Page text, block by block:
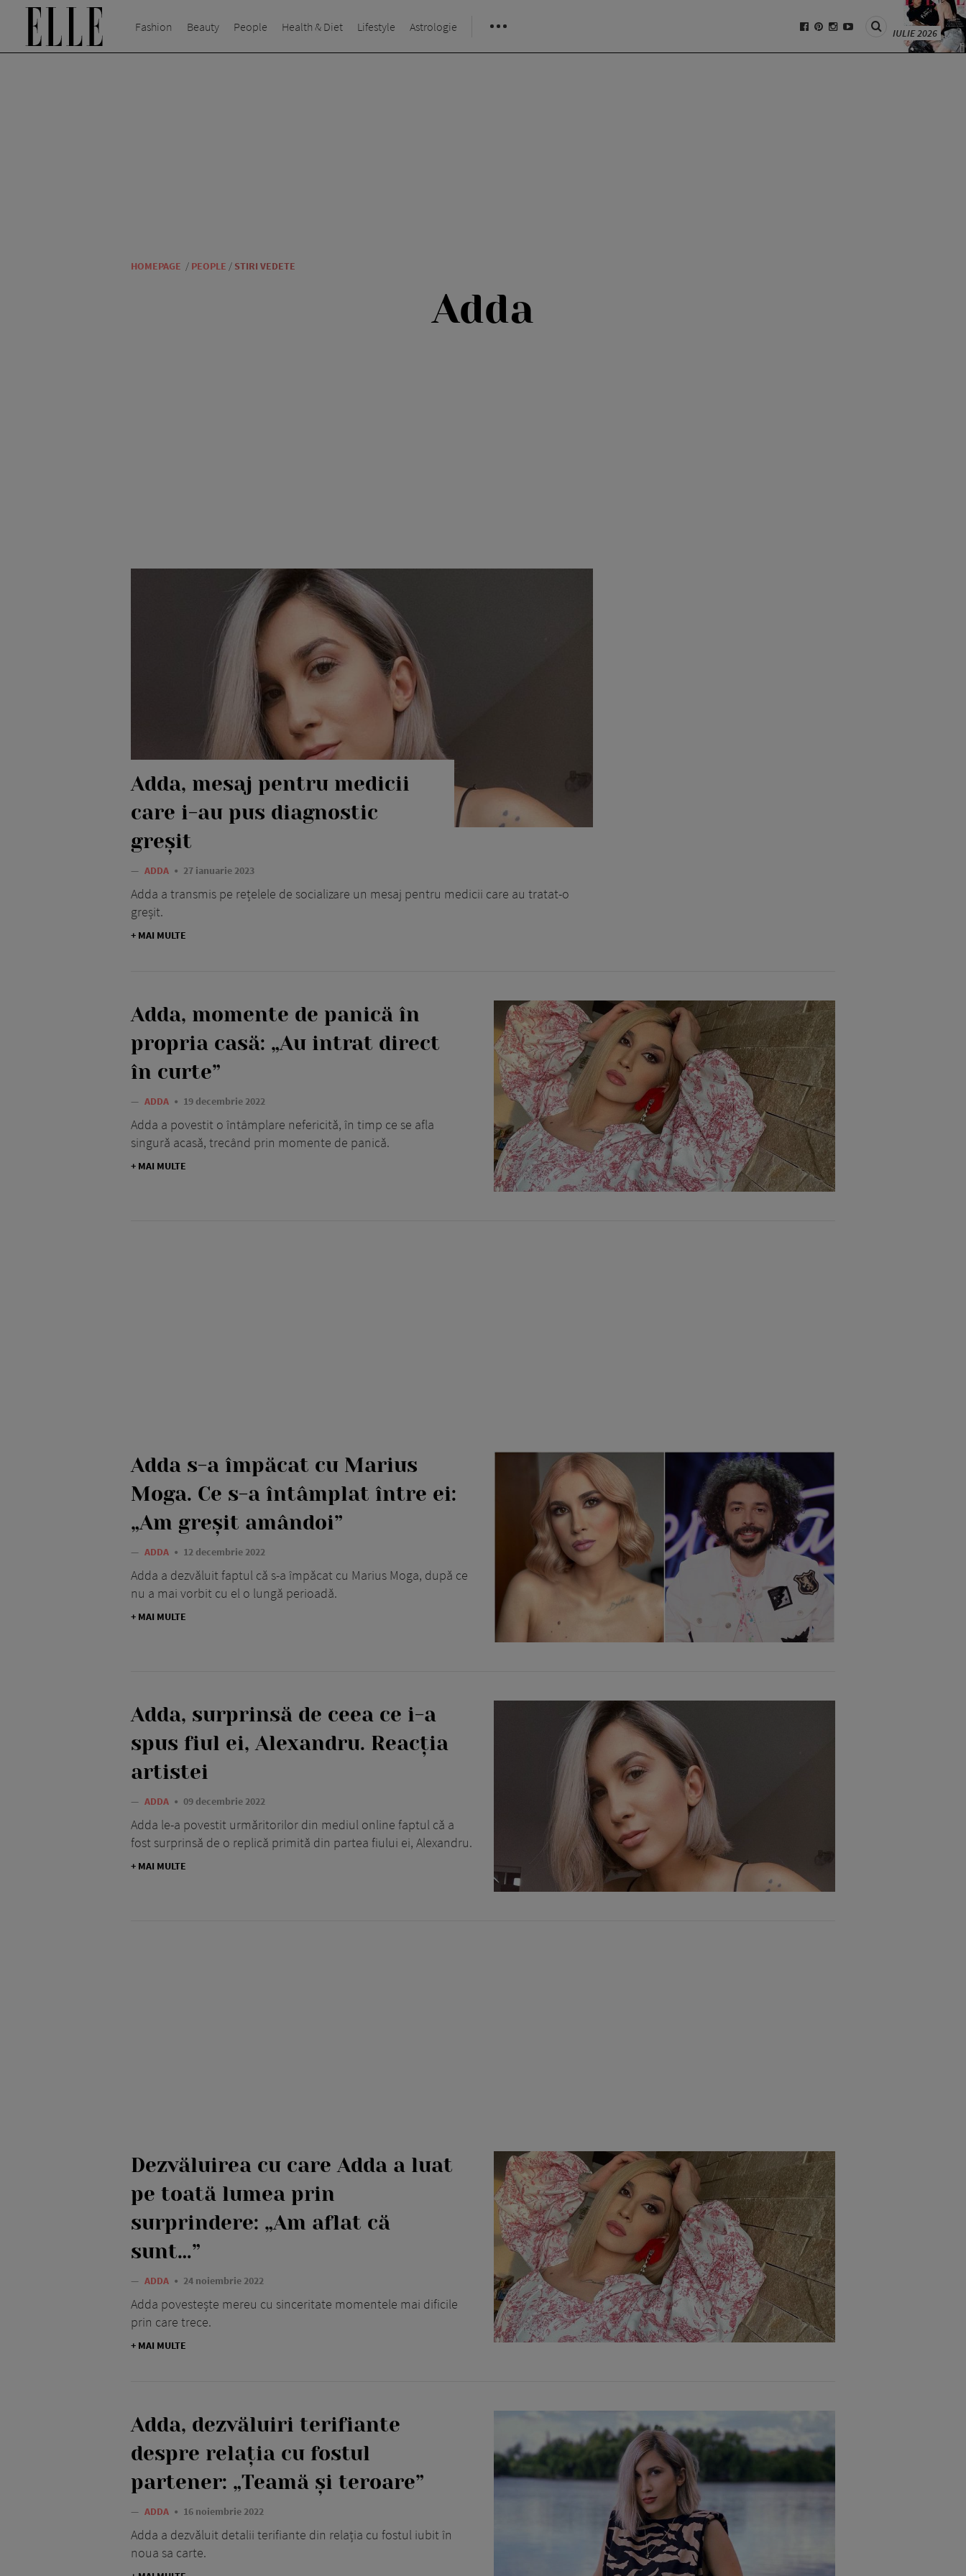
Fashion Beauty People Health & Diet Lifestyle Astrologie IULIE 2026
HOMEPAGE / PEOPLE / STIRI VEDETE
Adda
Adda, mesaj pentru medicii
care i-au pus diagnostic
greșit
— ADDA 27 ianuarie 2023
Adda a transmis pe rețelele de socializare un mesaj pentru medicii care au tratat-o
greșit.
+ MAI MULTE
Adda, momente de panică în
propria casă: „Au intrat direct
în curte”
— ADDA 19 decembrie 2022
Adda a povestit o întâmplare nefericită, în timp ce se afla
singură acasă, trecând prin momente de panică.
+ MAI MULTE
Adda s-a împăcat cu Marius
Moga. Ce s-a întâmplat între ei:
„Am greșit amândoi”
— ADDA 12 decembrie 2022
Adda a dezvăluit faptul că s-a împăcat cu Marius Moga, după ce
nu a mai vorbit cu el o lungă perioadă.
+ MAI MULTE
Adda, surprinsă de ceea ce i-a
spus fiul ei, Alexandru. Reacția
artistei
— ADDA 09 decembrie 2022
Adda le-a povestit urmăritorilor din mediul online faptul că a
fost surprinsă de o replică primită din partea fiului ei, Alexandru.
+ MAI MULTE
Dezvăluirea cu care Adda a luat
pe toată lumea prin
surprindere: „Am aflat că
sunt…”
— ADDA 24 noiembrie 2022
Adda povestește mereu cu sinceritate momentele mai dificile
prin care trece.
+ MAI MULTE
Adda, dezvăluiri terifiante
despre relația cu fostul
partener: „Teamă și teroare”
— ADDA 16 noiembrie 2022
Adda a dezvăluit detalii terifiante din relația cu fostul iubit în
noua sa carte.